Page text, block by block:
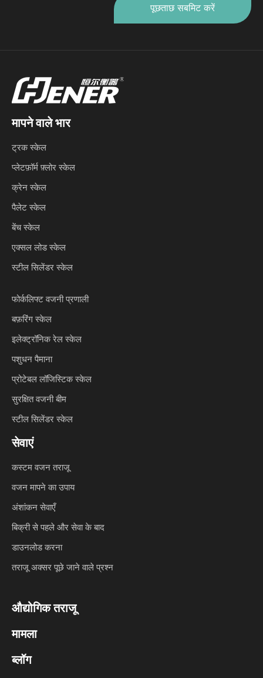
पूछताछ सबमिट करें
मापने वाले भार
ट्रक स्केल
प्लेटफ़ॉर्म फ़्लोर स्केल
क्रेन स्केल
पैलेट स्केल
बेंच स्केल
एक्सल लोड स्केल
स्टील सिलेंडर स्केल
फोर्कलिफ्ट वजनी प्रणाली
बफ़रिंग स्केल
इलेक्ट्रॉनिक रेल स्केल
पशुधन पैमाना
प्रोटेबल लॉजिस्टिक स्केल
सुरक्षित वजनी बीम
स्टील सिलेंडर स्केल
सेवाएं
कस्टम वजन तराजू
वजन मापने का उपाय
अंशांकन सेवाएँ
बिक्री से पहले और सेवा के बाद
डाउनलोड करना
तराजू अक्सर पूछे जाने वाले प्रश्न
औद्योगिक तराजू
मामला
ब्लॉग